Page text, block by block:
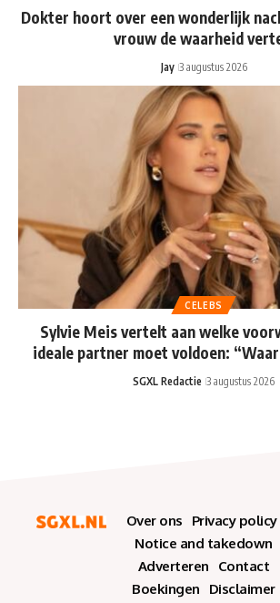
Dokter hoort over een wonderlijk
vrouw de waarheid
Jay 3 augustus 2026
CELEBS
Sylvie Meis vertelt aan welke
ideale partner moet voldoen:
SGXL Redactie 3 augustus 2026
Over ons
Privacy policy
Notice and takedown
Adverteren
Contact
Boekingen
Disclaimer